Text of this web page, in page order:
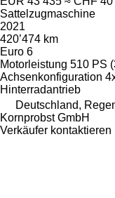
Sattelzugmaschine
2021
420’474 km
Euro 6
Motorleistung 510 PS
Achsenkonfiguration
Hinterradantrieb
Deutschland,
Kornprobst GmbH
Verkäufer kontaktieren